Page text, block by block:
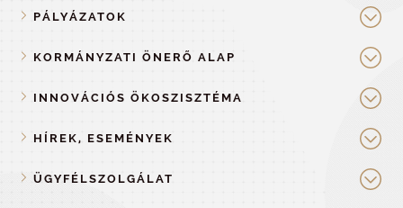
PÁLYÁZATOK
KORMÁNYZATI ÖNERŐ ALAP
INNOVÁCIÓS ÖKOSZISZTÉMA
HÍREK, ESEMÉNYEK
ÜGYFÉLSZOLGÁLAT